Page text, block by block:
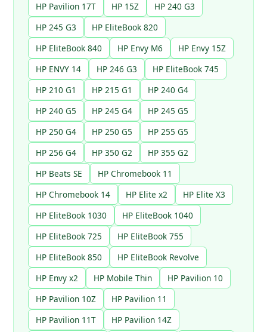
HP Pavilion 17T
HP 15Z
HP 240 G3
HP 245 G3
HP EliteBook 820
HP EliteBook 840
HP Envy M6
HP Envy 15Z
HP ENVY 14
HP 246 G3
HP EliteBook 745
HP 210 G1
HP 215 G1
HP 240 G4
HP 240 G5
HP 245 G4
HP 245 G5
HP 250 G4
HP 250 G5
HP 255 G5
HP 256 G4
HP 350 G2
HP 355 G2
HP Beats SE
HP Chromebook 11
HP Chromebook 14
HP Elite x2
HP Elite X3
HP EliteBook 1030
HP EliteBook 1040
HP EliteBook 725
HP EliteBook 755
HP EliteBook 850
HP EliteBook Revolve
HP Envy x2
HP Mobile Thin
HP Pavilion 10
HP Pavilion 10Z
HP Pavilion 11
HP Pavilion 11T
HP Pavilion 14Z